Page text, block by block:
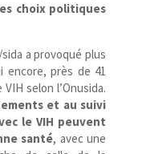
choix politiques
a provoqué plus
encore, près de 41
selon l’Onusida.
et au suivi
le VIH peuvent
santé, avec une